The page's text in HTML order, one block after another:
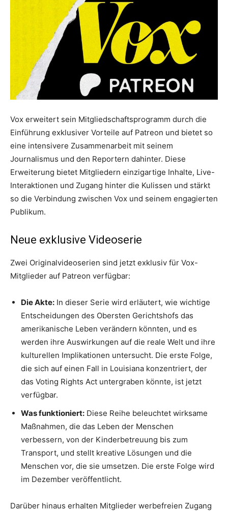
Vox erweitert sein Mitgliedschaftsprogramm durch die
Einführung exklusiver Vorteile auf Patreon und bietet so
eine intensivere Zusammenarbeit mit seinem
Journalismus und den Reportern dahinter. Diese
Erweiterung bietet Mitgliedern einzigartige Inhalte, Live-
Interaktionen und Zugang hinter die Kulissen und stärkt
so die Verbindung zwischen Vox und seinem engagierten
Publikum.
Neue exklusive Videoserie
Zwei Originalvideoserien sind jetzt exklusiv für Vox-
Mitglieder auf Patreon verfügbar:
Die Akte: In dieser Serie wird erläutert, wie wichtige
Entscheidungen des Obersten Gerichtshofs das
amerikanische Leben verändern könnten, und es
werden ihre Auswirkungen auf die reale Welt und ihre
kulturellen Implikationen untersucht. Die erste Folge,
die sich auf einen Fall in Louisiana konzentriert, der
das Voting Rights Act untergraben könnte, ist jetzt
verfügbar.
Was funktioniert: Diese Reihe beleuchtet wirksame
Maßnahmen, die das Leben der Menschen
verbessern, von der Kinderbetreuung bis zum
Transport, und stellt kreative Lösungen und die
Menschen vor, die sie umsetzen. Die erste Folge wird
im Dezember veröffentlicht.
Darüber hinaus erhalten Mitglieder werbefreien Zugang